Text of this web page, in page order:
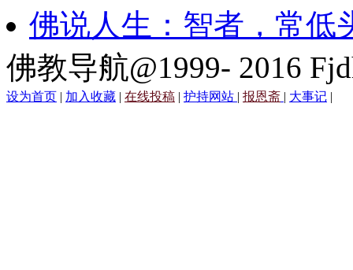
佛说人生：智者，常低
佛教导航@1999- 2016
设为首页 | 加入收藏 | 在线投稿 | 护持网站 | 报恩斋 | 大事记 |